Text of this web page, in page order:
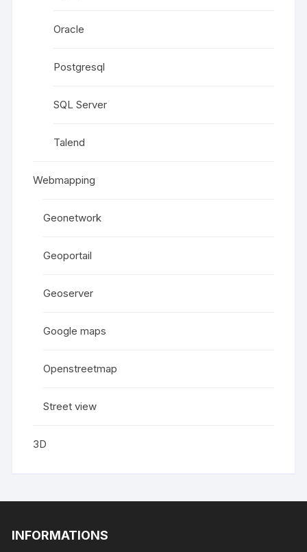
Oracle
Postgresql
SQL Server
Talend
Webmapping
Geonetwork
Geoportail
Geoserver
Google maps
Openstreetmap
Street view
3D
INFORMATIONS